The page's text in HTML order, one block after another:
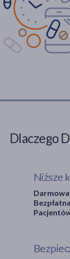
Dlaczego
Niższe